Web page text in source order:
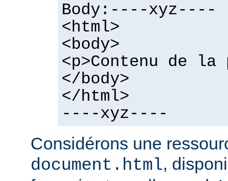
Body:----xyz----
<html>
<body>
<p>Contenu de la
</body>
</html>
----xyz----
Considérons une
document.html,